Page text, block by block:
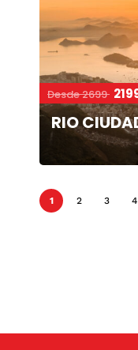
Desde 2699
RIO
1 2 3 4